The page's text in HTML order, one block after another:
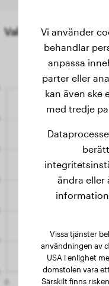
Valso's vikthistorik
Vi använder
behandlar
anpassa
parter eller
kan även ske
med tredje
ändra eller
Vissa tjänster
användningen av
USA i enlighet
domstolen vara
Särskilt finns